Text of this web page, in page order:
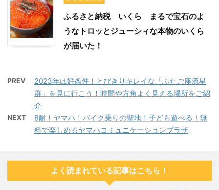
ふるさと納税 いくら まるで宝石のよ
うなトロッとジューシィな本物のいくら
が届いた！
PREV
2023年は好条件！とびきりキレイな「ふたご座流星
群」を見に行こう！時間や方角よく見える場所をご紹
介
NEXT
8耐！ヤマハ！バイク乗りの聖地！子ども遊べる！無
料で楽しめるヤマハコミュニケーションプラザ
よく読まれている記事はこちら！